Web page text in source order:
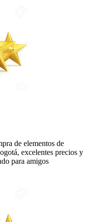
de elementos de
excelentes precios y
para amigos